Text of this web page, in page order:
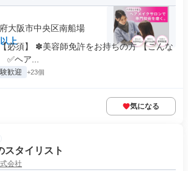
大阪市中央区南船場
上
必須】 ✽美容師免許をお持ちの方 【こんな
✅ヘア...
歓迎 +23個
気になる
スタイリスト
会社